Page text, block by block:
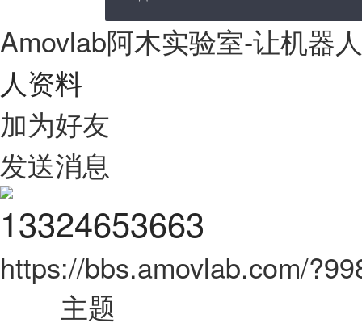
Amovlab阿木实验室-让机器
人资料
加为好友
发送消息
13324653663
https://bbs.amovlab.com/
主题